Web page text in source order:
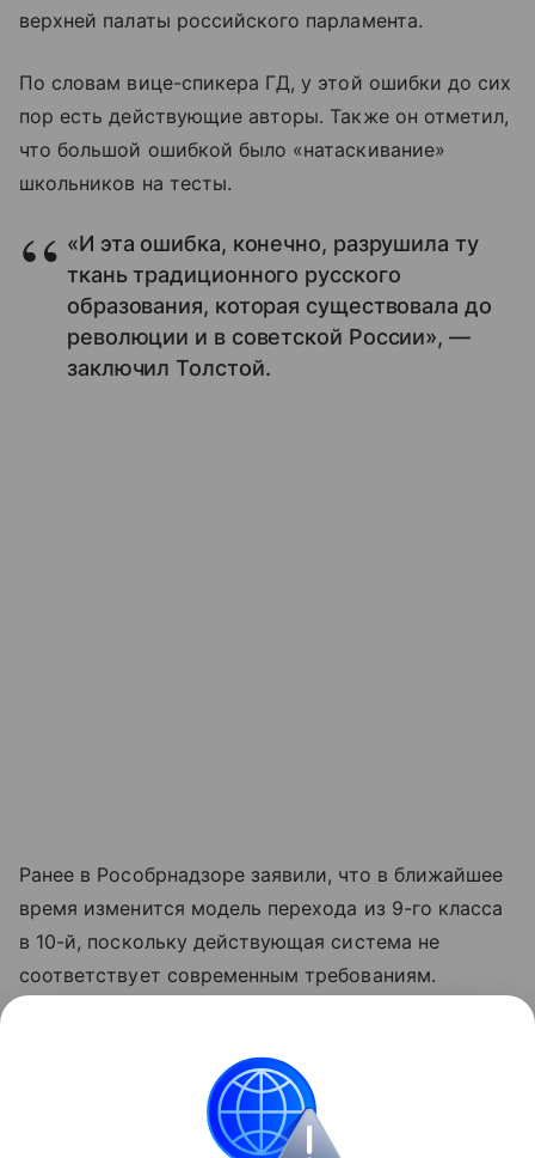
верхней палаты российского парламента.
По словам вице-спикера ГД, у этой ошибки до сих
пор есть действующие авторы. Также он отметил,
что большой ошибкой было «натаскивание»
школьников на тесты.
«И эта ошибка, конечно, разрушила ту
ткань традиционного русского
образования, которая существовала до
революции и в советской России», —
заключил Толстой.
Ранее в Рособрнадзоре заявили, что в ближайшее
время изменится модель перехода из 9-го класса
в 10-й, поскольку действующая система не
соответствует современным требованиям.
учиться, если не сдал или провалил экзамен
Смотрите видео о знаменитостях, которые